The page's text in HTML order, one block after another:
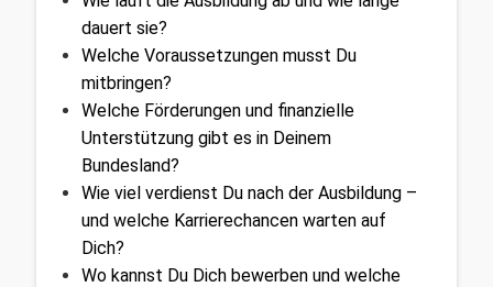
dauert sie?
Welche Voraussetzungen musst Du
mitbringen?
Welche Förderungen und finanzielle
Unterstützung gibt es in Deinem
Bundesland?
Wie viel verdienst Du nach der Ausbildung –
und welche Karrierechancen warten auf
Dich?
Wo kannst Du Dich bewerben und welche